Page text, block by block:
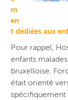
m
en
t dédiées aux
Pour rappel,
enfants
bruxelloise.
était orienté
spécifiquement